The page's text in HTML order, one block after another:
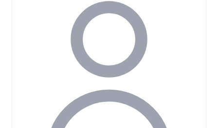
huzurlu anlar geçirebilir veya ortak alanlarımızda
diğer kampçılarla sosyalleşebilirsiniz. İşletme sahibi
Ahmet Bey, Kapadokya'yı gezmek için size rotalar
oluşturma konusunda da yardımcı olmaktadır.
Kapadokya'nın kalbinde yer aldığımız için çevrede
Açık Hava Müzesi'ne yürüyerek ulaşabilir,
peribacalarının eşsiz oluşumlarını yakından
görebilirsiniz. Uçhisar Kalesi, Aşk Vadisi, Paşabağları